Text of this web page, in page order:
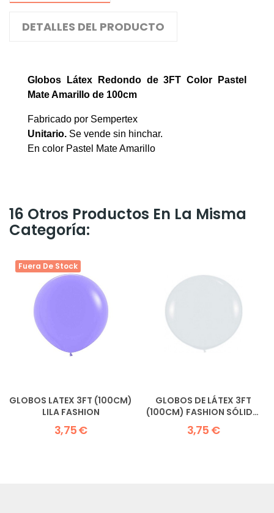
DETALLES DEL PRODUCTO
Globos Látex Redondo de 3FT Color Pastel
Mate Amarillo de 100cm
Fabricado por Sempertex
Unitario. Se vende sin hinchar.
En color Pastel Mate Amarillo
16 Otros Productos En La Misma
Categoría:
Fuera De Stock
GLOBOS LATEX 3FT (100CM)
LILA FASHION
3,75 €
GLOBOS DE LÁTEX 3FT
(100CM) FASHION SÓLIDO
BLANCO
3,75 €